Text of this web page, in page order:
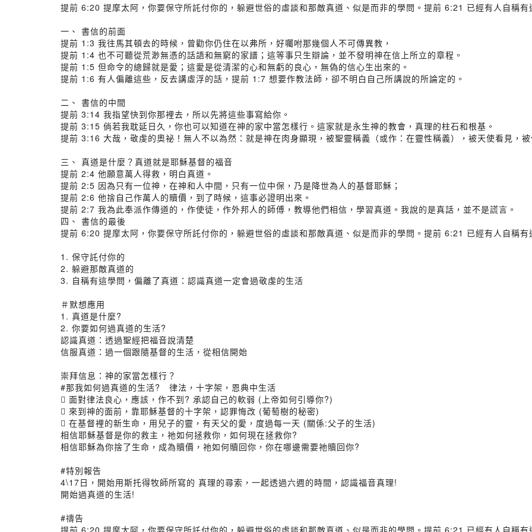
提前 6:20 提摩太阿，你要保守所託付你的，躲避世俗的虛談和那敵真道、似是而非的學問。提前 6:21 已經有人自稱
一、 書信的前面
提前 1:3 我往馬其頓去的時候，曾勸你仍住在以弗所，好囑咐那幾個人不可傳異教，
提前 1:4 也不可聽從荒渺無憑的話語和無窮的家譜；這等事只生辯論，並不發明神在信上所立的章程。
提前 1:5 但命令的總歸就是愛；這愛是從清潔的心和無虧的良心，無偽的信心生出來的。
提前 1:6 有人偏離這些，反去講虛浮的話，提前 1:7 想要作教法師，卻不明白自己所講說的所論定的。
二、 書信的中間
提前 3:14 我指望快到你那裡去，所以先將這些事寫給你。
提前 3:15 倘若我耽延日久，你也可以知道在神的家中當怎樣行。這家就是永生神的教會，真理的柱石和根基。
提前 3:16 大哉，敬虔的奧祕！無人不以為然：就是神在肉身顯現，被聖靈稱義（或作：在靈性稱義），被天使看見，
三、 真道是什麼？真道就是耶穌基督的福音
提前 2:4 他願意萬人得救，明白真道。
提前 2:5 因為只有一位神，在神和人中間，只有一位中保，乃是降世為人的基督耶穌；
提前 2:6 他捨自己作萬人的贖價，到了時候，這事必證明出來。
提前 2:7 我為此奉派作傳道的，作使徒，作外邦人的師傅，教導他們相信，學習真道。我說的是真話，並不是謊言。
四、 書信的最後
提前 6:20 提摩太阿，你要保守所託付你的，躲避世俗的虛談和那敵真道、似是而非的學問。提前 6:21 已經有人自稱
1. 保守託付你的
2. 躲避那敵真道的
3. 自稱有這學問，偏離了真道：認識真道一定會過敬虔的生活
＃默想應用
1. 真道是什麼?
2. 你要如何過真道的生活?
認識真道：透過聖經把福音說清楚
信服真道：過一個跟隨基督的生活，從相信開始
崇拜信息：神的家當怎樣行？
#那我如何過真道的生活? 律法，十字架，恩典中生活
 面對律法良心，應該，作不到? 承認自己的軟弱 (上帝如何引導你?)
 來到神的面前，靠耶穌基督的十字架，認罪悔改 (葡萄樹的秘密)
 在基督裡的新生命，用兒子的靈，有天父的愛，度過每一天 (關係:父子的生活)
相信耶穌基督是你的救主，祂如何拯救你，如何現在拯救你?
相信耶穌為你捨了生命，成為贖價，祂如何贖回你，你在哪邊需要祂贖回你?
#特別報告
4\17日，開始用斯托得牧師所寫的 真理的尋索，一起透過六週的時間，認識福音真理!
開始過真道的生活!
#禱告
提前 6:20 提摩太阿，你要保守所託付你的，躲避世俗的虛談和那敵真道、似是而非的學問。提前 6:21 已經有人自稱